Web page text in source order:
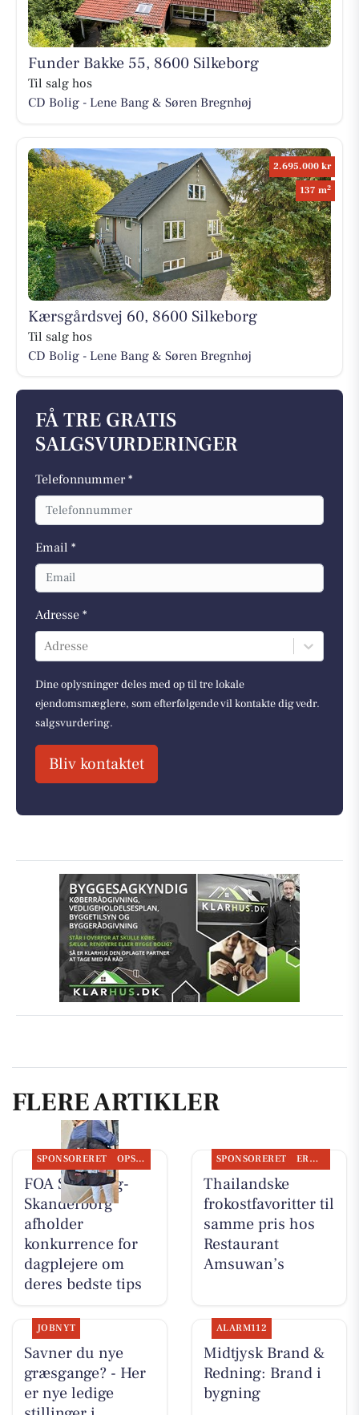
Funder Bakke 55, 8600 Silkeborg
Til salg hos
CD Bolig - Lene Bang & Søren Bregnhøj
2.695.000 kr
137 m2
Kærsgårdsvej 60, 8600 Silkeborg
Til salg hos
CD Bolig - Lene Bang & Søren Bregnhøj
FÅ TRE GRATIS
SALGSVURDERINGER
Telefonnummer *
Email *
Adresse *
Adresse
Dine oplysninger deles med op til tre lokale
ejendomsmæglere, som efterfølgende vil kontakte dig vedr.
salgsvurdering.
Bliv kontaktet
FLERE ARTIKLER
SPONSORERET OPSLAGSTAVLEN
FOA Silkeborg-
Skanderborg
afholder
konkurrence for
dagplejere om
deres bedste tips
SPONSORERET ERHVERV
Thailandske
frokostfavoritter til
samme pris hos
Restaurant
Amsuwan’s
JOBNYT
Savner du nye
græsgange? - Her
er nye ledige
ALARM112
Midtjysk Brand &
Redning: Brand i
bygning